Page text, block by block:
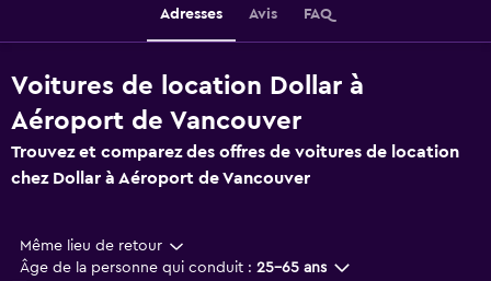
Adresses Avis FAQ
Voitures de location Dollar à
Aéroport de Vancouver
Trouvez et comparez des offres de voitures de location
chez Dollar à Aéroport de Vancouver
Même lieu de retour
Âge de la personne qui conduit : 25-65 ans